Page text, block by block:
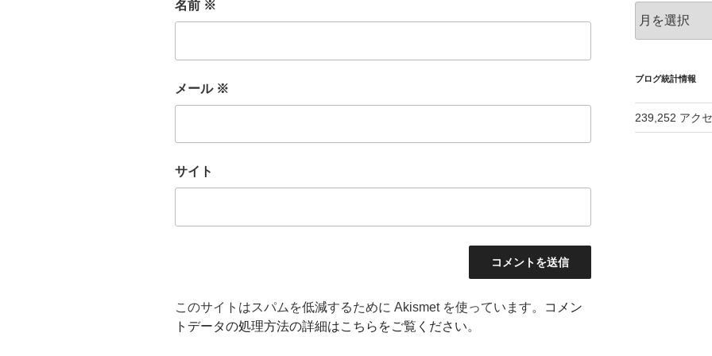
名前 ※
メール ※
サイト
このサイトはスパムを低減するために Akismet を使っています。
コメン
トデータの処理方法の詳細はこちらをご覧ください。
ー
ブ
ブログ統計情報
239,252 アク